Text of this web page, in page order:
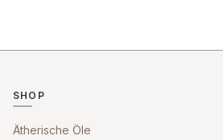
SHOP
Ätherische Öle